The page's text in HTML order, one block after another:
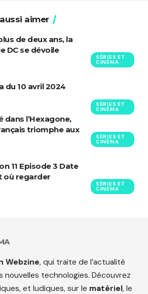
aimer
SÉRIES ET
CINÉMA
de deux ans, la
DC se dévoile
SÉRIES ET
CINÉMA
du 10 avril 2024
SÉRIES ET
CINÉMA
l’Hexagone,
triomphe aux
SÉRIES ET
CINÉMA
11 Episode 3 Date
où regarder
Webzine, qui traite de l’actualité
technologies. Découvrez
et ludiques, sur le matériel, le